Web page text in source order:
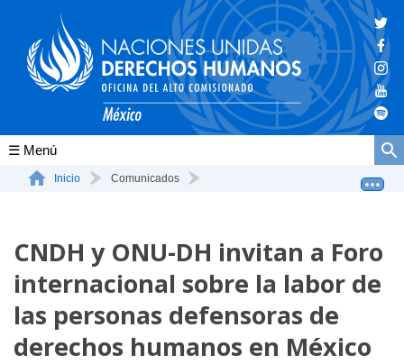
Conócenos
La ONU-DH en México
Vacantes ONU-DH México
ONU-DH en el tiempo
Inicio Comunicados
CNDH y ONU-DH invitan a Foro
internacional sobre la labor de
las personas defensoras de
derechos humanos en México